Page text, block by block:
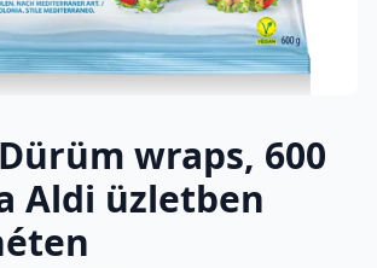
Dürüm wraps, 600
Aldi üzletben